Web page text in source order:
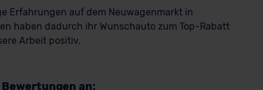
Erfahrungen auf dem Neuwagenmarkt in
haben dadurch ihr Wunschauto zum Top-Rabatt
Arbeit positiv.
an: